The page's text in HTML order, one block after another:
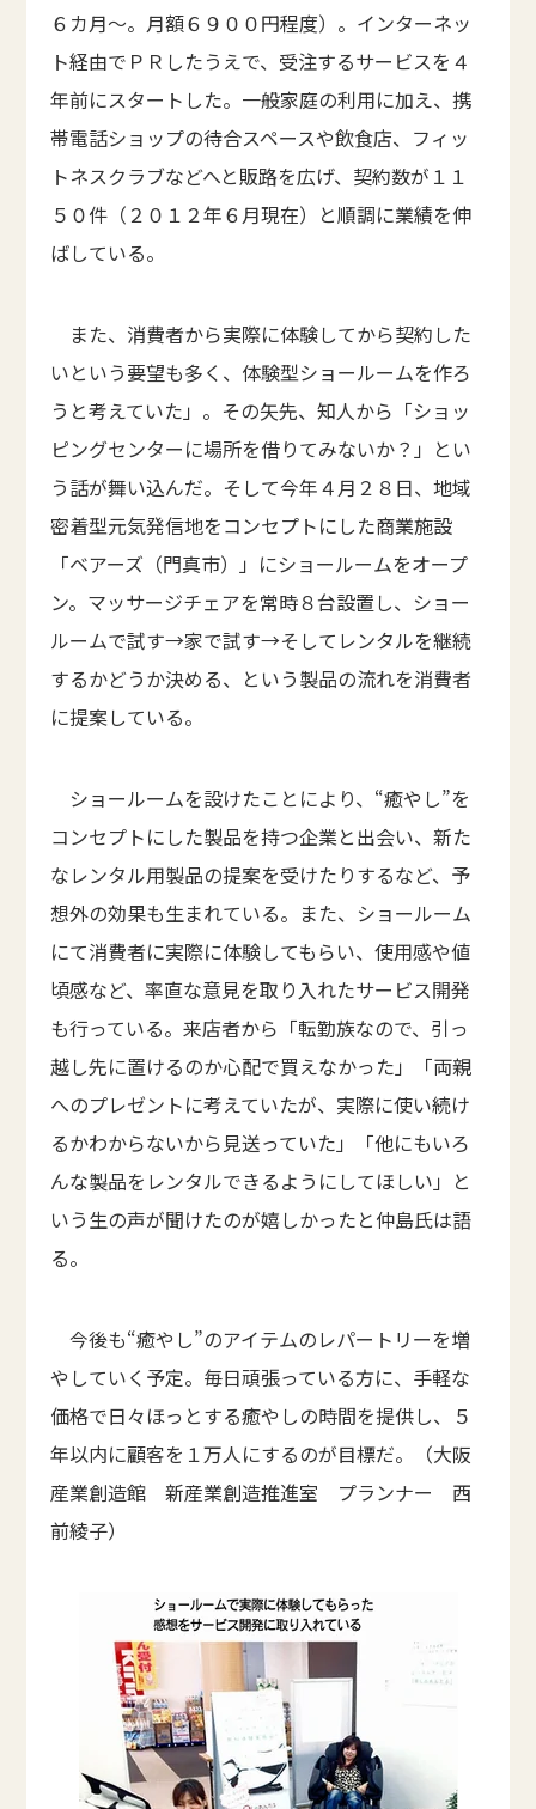
６カ月～。月額６９００円程度）。インターネッ
ト経由でＰＲしたうえで、受注するサービスを４
年前にスタートした。一般家庭の利用に加え、携
帯電話ショップの待合スペースや飲食店、フィッ
トネスクラブなどへと販路を広げ、契約数が１１
５０件（２０１２年６月現在）と順調に業績を伸
ばしている。
また、消費者から実際に体験してから契約した
いという要望も多く、体験型ショールームを作ろ
うと考えていた」。その矢先、知人から「ショッ
ピングセンターに場所を借りてみないか？」とい
う話が舞い込んだ。そして今年４月２８日、地域
密着型元気発信地をコンセプトにした商業施設
「ベアーズ（門真市）」にショールームをオープ
ン。マッサージチェアを常時８台設置し、ショー
ルームで試す→家で試す→そしてレンタルを継続
するかどうか決める、という製品の流れを消費者
に提案している。
ショールームを設けたことにより、“癒やし”を
コンセプトにした製品を持つ企業と出会い、新た
なレンタル用製品の提案を受けたりするなど、予
想外の効果も生まれている。また、ショールーム
にて消費者に実際に体験してもらい、使用感や値
頃感など、率直な意見を取り入れたサービス開発
も行っている。来店者から「転勤族なので、引っ
越し先に置けるのか心配で買えなかった」「両親
へのプレゼントに考えていたが、実際に使い続け
るかわからないから見送っていた」「他にもいろ
んな製品をレンタルできるようにしてほしい」と
いう生の声が聞けたのが嬉しかったと仲島氏は語
る。
今後も“癒やし”のアイテムのレパートリーを増
やしていく予定。毎日頑張っている方に、手軽な
価格で日々ほっとする癒やしの時間を提供し、５
年以内に顧客を１万人にするのが目標だ。（大阪
産業創造館 新産業創造推進室 プランナー 西
前綾子）